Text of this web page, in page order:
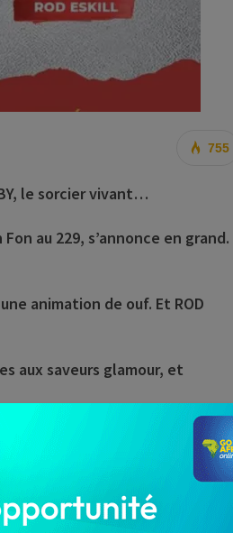
755
le sorcier vivant…
Fon au 229, s’annonce en grand.
animation de ouf. Et ROD
aux saveurs glamour, et